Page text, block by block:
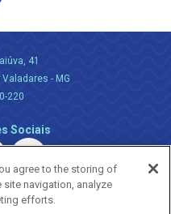
41
- MG
220
Sociais
agree to the storing of
navigation, analyze
efforts.